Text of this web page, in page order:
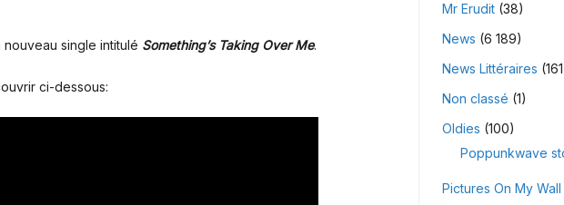
single intitulé Something’s Taking Over Me.
ci-dessous:
Mr Erudit(38)
News (6 189)
News Littéraires
Non classé (1)
Oldies (100)
Poppunkwave
Pictures On My Wall